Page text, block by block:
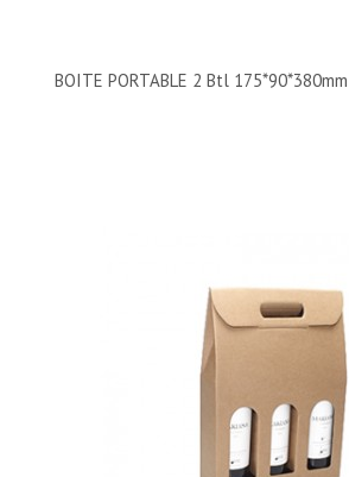
BOITE PORTABLE 2 Btl 175*90*380mm